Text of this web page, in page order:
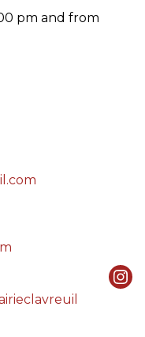
pm and from